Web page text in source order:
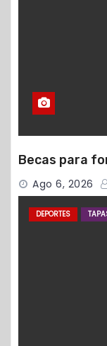
Becas para
Ago 6, 2026
DEPORTES